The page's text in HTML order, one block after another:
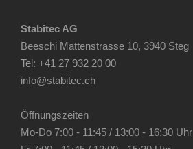
Stabitec AG
Beeschi Mattenstrasse 10, 3940 Steg
Tel: +41 27 932 20 00
info@stabitec.ch
Öffnungszeiten
Mo-Do 7:00 - 11:45 / 13:00 - 16:30 Uhr